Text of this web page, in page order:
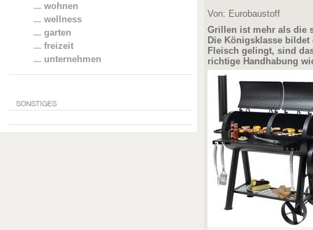
wohnen
wellness
garten
freizeit
unternehmen
Von: Eurobaustoff
Grillen ist mehr als die
Die Königsklasse
Fleisch gelingt, sind
richtige Handhabung